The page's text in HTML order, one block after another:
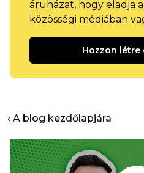
áruházat, hogy eladja
közösségi médiában
Hozzon létre
‹ A blog kezdőlapjára